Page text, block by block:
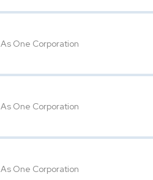
As One Corporation
As One Corporation
As One Corporation